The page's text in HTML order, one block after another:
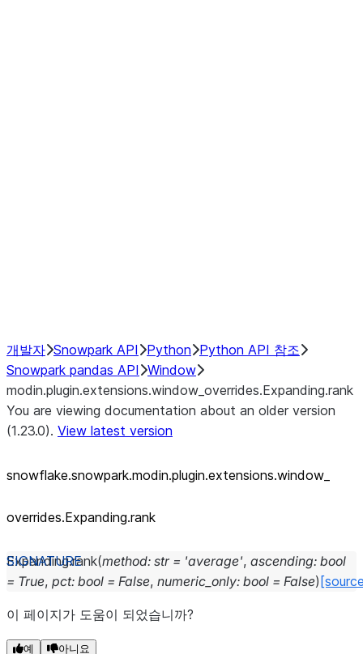
개발자 Snowpark API Python Python API 참조
Snowpark pandas API Window
modin.plugin.extensions.window_overrides.Expanding.rank
You are viewing documentation about an older version
(1.23.0). View latest version
snowflake.snowpark.modin.plugin.extensions.window_
overrides.Expanding.rank
Expanding.rank(method: str = 'average', ascending: bool
= True, pct: bool = False, numeric_only: bool = False)
이 페이지가 도움이 되었습니까?
예 아니요